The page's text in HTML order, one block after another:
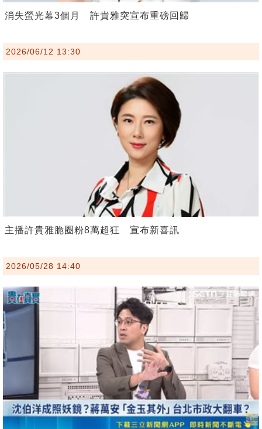
消失螢光幕3個月 許貴雅突宣布重磅回歸
2026/06/12 13:30
主播許貴雅脆圈粉8萬超狂 宣布新喜訊
2026/05/28 14:40